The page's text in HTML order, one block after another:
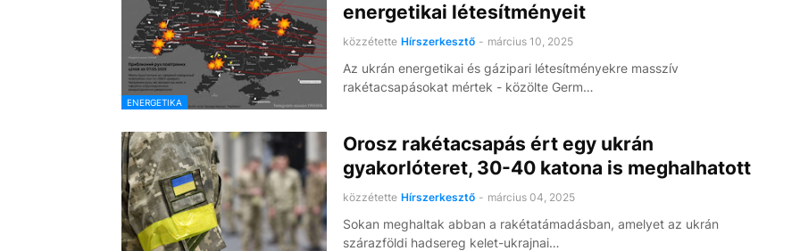
ENERGETIKA
energetikai létesítményeit
közzétette Hírszerkesztő - március 10, 2025
Az ukrán energetikai és gázipari létesítményekre masszív
rakétacsapásokat mértek - közölte Germ…
Orosz rakétacsapás ért egy ukrán
gyakorlóteret, 30-40 katona is meghalhatott
közzétette Hírszerkesztő - március 04, 2025
Sokan meghaltak abban a rakétatámadásban, amelyet az ukrán
szárazföldi hadsereg kelet-ukrajnai…